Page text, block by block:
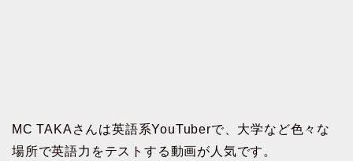
MC TAKAさんは英語系YouTuberで、大学など色々な
場所で英語力をテストする動画が人気です。